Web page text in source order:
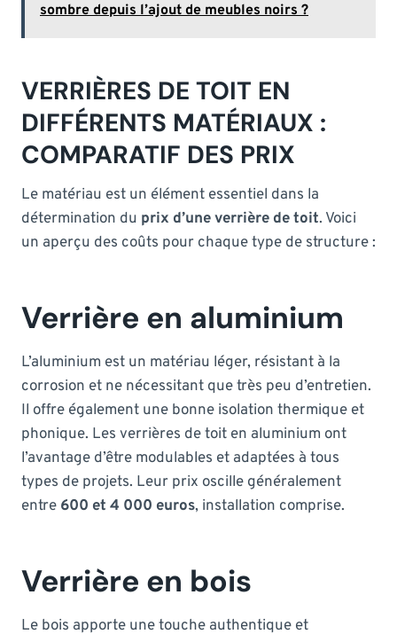
sombre depuis l’ajout de meubles noirs ?
VERRIÈRES DE TOIT EN
DIFFÉRENTS MATÉRIAUX :
COMPARATIF DES PRIX
Le matériau est un élément essentiel dans la
détermination du prix d’une verrière de toit. Voici
un aperçu des coûts pour chaque type de structure :
Verrière en aluminium
L’aluminium est un matériau léger, résistant à la
corrosion et ne nécessitant que très peu d’entretien.
Il offre également une bonne isolation thermique et
phonique. Les verrières de toit en aluminium ont
l’avantage d’être modulables et adaptées à tous
types de projets. Leur prix oscille généralement
entre 600 et 4 000 euros, installation comprise.
Verrière en bois
Le bois apporte une touche authentique et